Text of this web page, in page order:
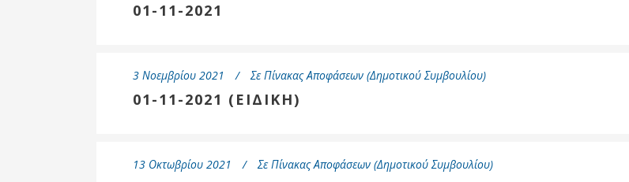
01-11-2021
3 Νοεμβρίου 2021 Σε Πίνακας Αποφάσεων (Δημοτικού Συμβουλίου)
01-11-2021 (ΕΙΔΙΚΗ)
13 Οκτωβρίου 2021 Σε Πίνακας Αποφάσεων (Δημοτικού Συμβουλίου)